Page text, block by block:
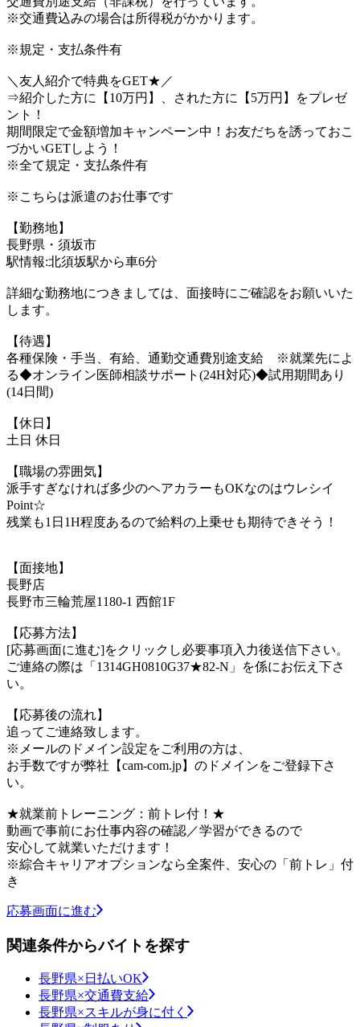
※交通費込みの場合は所得税がかかります。
※規定・支払条件有
＼友人紹介で特典をGET★／
⇒紹介した方に【10万円】、された方に【5万円】をプレゼ
ント！
期間限定で金額増加キャンペーン中！お友だちを誘っておこ
づかいGETしよう！
※全て規定・支払条件有
※こちらは派遣のお仕事です
【勤務地】
長野県・須坂市
駅情報:北須坂駅から車6分
詳細な勤務地につきましては、面接時にご確認をお願いいた
します。
【待遇】
各種保険・手当、有給、通勤交通費別途支給 ※就業先によ
る◆オンライン医師相談サポート(24H対応)◆試用期間あり
(14日間)
【休日】
土日 休日
【職場の雰囲気】
派手すぎなければ多少のヘアカラーもOKなのはウレシイ
Point☆
残業も1日1H程度あるので給料の上乗せも期待できそう！
【面接地】
長野店
長野市三輪荒屋1180-1 西館1F
【応募方法】
[応募画面に進む]をクリックし必要事項入力後送信下さい。
ご連絡の際は「1314GH0810G37★82-N」を係にお伝え下さ
い。
【応募後の流れ】
追ってご連絡致します。
※メールのドメイン設定をご利用の方は、
お手数ですが弊社【cam-com.jp】のドメインをご登録下さ
い。
★就業前トレーニング：前トレ付！★
動画で事前にお仕事内容の確認／学習ができるので
安心して就業いただけます！
※綜合キャリアオプションなら全案件、安心の「前トレ」付
き
応募画面に進む
関連条件からバイトを探す
長野県×日払いOK
長野県×交通費支給
長野県×スキルが身に付く